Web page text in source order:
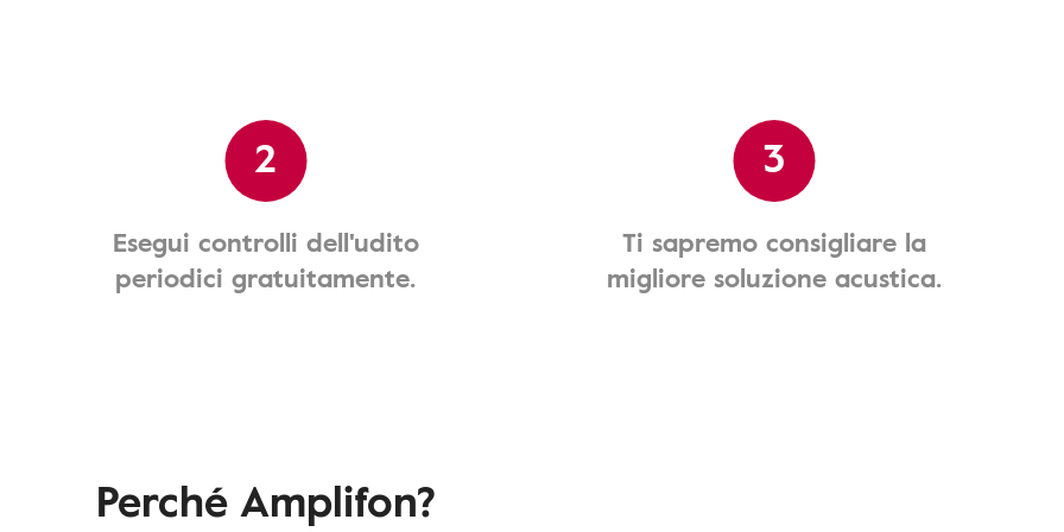
2
Esegui controlli dell'udito
periodici gratuitamente.
3
Ti sapremo consigliare la
migliore soluzione acustica.
Perché Amplifon?